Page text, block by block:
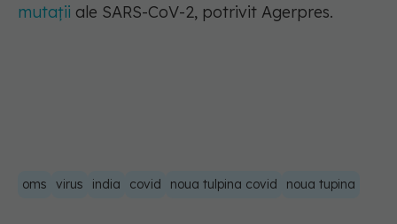
mutații ale SARS-CoV-2, potrivit Agerpres.
oms virus india covid noua tulpina covid noua tupina